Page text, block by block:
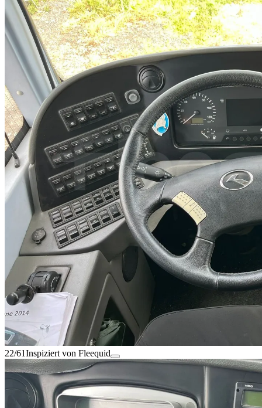
22/61Inspiziert von Fleequid